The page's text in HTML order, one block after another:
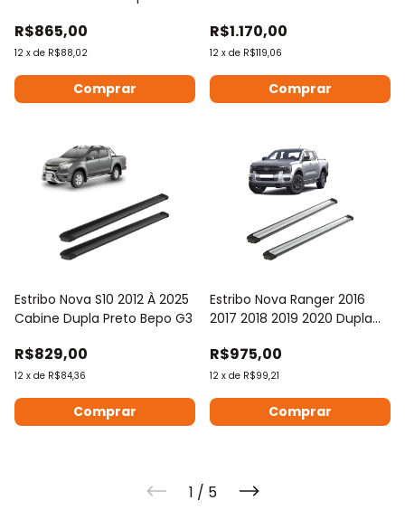
R$865,00
12 x de R$88,02
R$1.170,00
12 x de R$119,06
Estribo Nova S10 2012 À 2025
Cabine Dupla Preto Bepo G3
R$829,00
12 x de R$84,36
Estribo Nova Ranger 2016
2017 2018 2019 2020 Dupla
R$975,00
12 x de R$99,21
1 / 5